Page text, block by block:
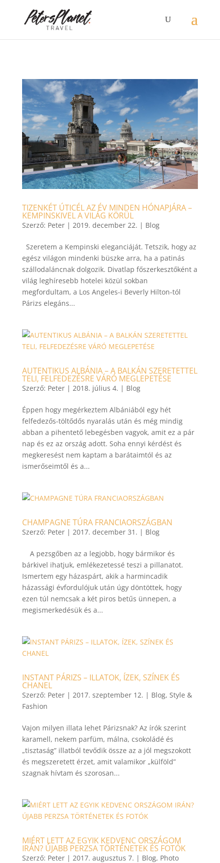
TIZENKÉT ÚTICÉL AZ ÉV MINDEN HÓNAPJÁRA –
KEMPINSKIVEL A VILÁG KÖRÜL
Szerző: Peter| 2019. december 22. | Blog
Szeretem a Kempinski eleganciáját. Tetszik, hogy az
egész világon mindenki büszke arra, ha a patinás
szállodaláncnak dolgozik. Divatlap főszerkesztőként a
világ leghíresebb hotelei közül sokban
megfordultam, a Los Angeles-i Beverly Hilton-tól
Párizs elegáns...
AUTENTIKUS ALBÁNIA – A BALKÁN SZERETETTEL
TELI, FELFEDEZÉSRE VÁRÓ MEGLEPETÉSE
Szerző: Peter| 2018. július 4. | Blog
Éppen hogy megérkeztem Albániából egy hét
felfedezős-töltődős nyaralás után és még mindig
abban a pihentető lebegésben vagyok, amit ez a pár
nap és ez az ország adott. Soha ennyi kérdést és
megkeresést nem kaptam a barátaimtól és az
ismerőseimtől és a...
CHAMPAGNE TÚRA FRANCIAORSZÁGBAN
Szerző: Peter| 2017. december 31. | Blog
A pezsgőben az a legjobb, hogy bármikor és
bárkivel ihatjuk, emlékezetessé teszi a pillanatot.
Ismertem egy házaspárt, akik a harmincadik
házassági évfordulójuk után úgy döntöttek, hogy
ezen túl nemcsak a két piros betűs ünnepen, a
megismerkedésük és a...
INSTANT PÁRIZS – ILLATOK, ÍZEK, SZÍNEK ÉS
CHANEL
Szerző: Peter| 2017. szeptember 12. | Blog, Style &
Fashion
Vajon milyen illata lehet Párizsnak? Az írók szerint
karamell, nekem parfüm, málna, csokoládé és
„tisztaság” illatból tevődik össze az a jól megszokott
és megszeretett érzet, amit valamikor „külföld”
szagnak hívtam és szorosan...
MIÉRT LETT AZ EGYIK KEDVENC ORSZÁGOM
IRÁN? ÚJABB PERZSA TÖRTÉNETEK ÉS FOTÓK
Szerző: Peter| 2017. augusztus 7. | Blog, Photo